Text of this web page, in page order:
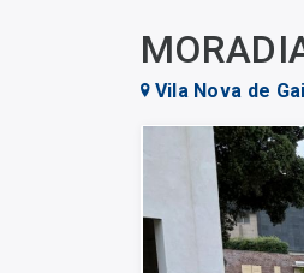
Vila Nova de